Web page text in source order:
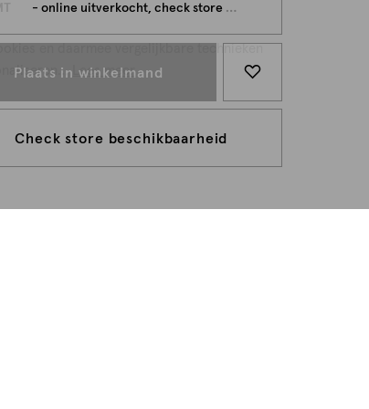
en daarmee vergelijkbare technieken
Lees meer
- online uitverkocht, check store beschikbaarheid
Plaats in winkelmand
Check store beschikbaarheid